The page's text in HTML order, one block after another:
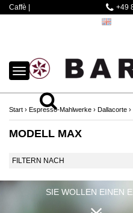
Caffè |
+49
TOGGLE
NAVIGATION
Start › Espresso-Mahlwerke › Dallacorte ›
MODELL MAX
FILTERN NACH
SIE WOLLEN EINEN